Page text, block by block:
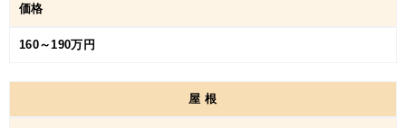
価格
160～190万円
屋根